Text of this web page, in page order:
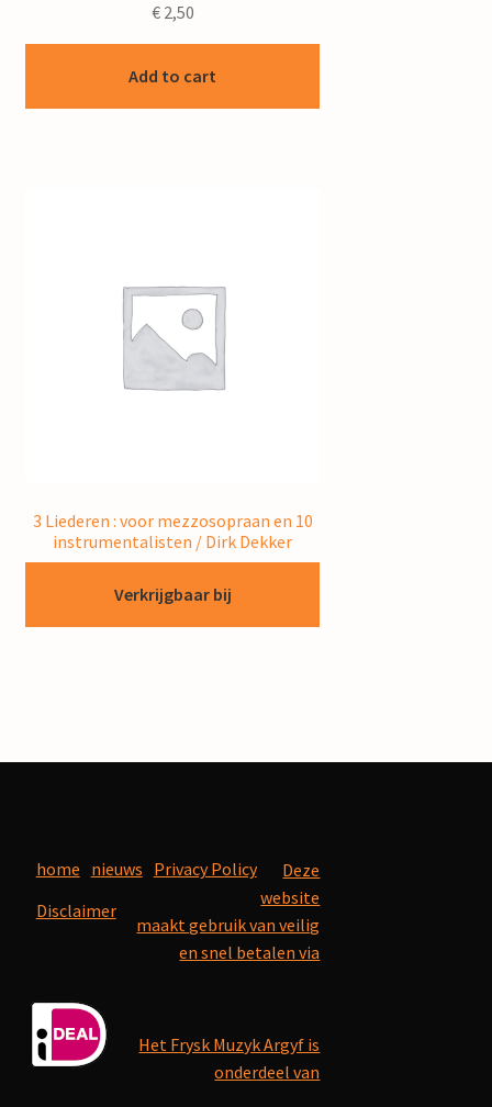
€2,50
Add to cart
3 Liederen : voor mezzosopraan en 10
instrumentalisten / Dirk Dekker
Verkrijgbaar bij
home nieuws Privacy Policy
Disclaimer
Deze
website
maakt gebruik van veilig
en snel betalen via
Het Frysk Muzyk Argyf is
onderdeel van